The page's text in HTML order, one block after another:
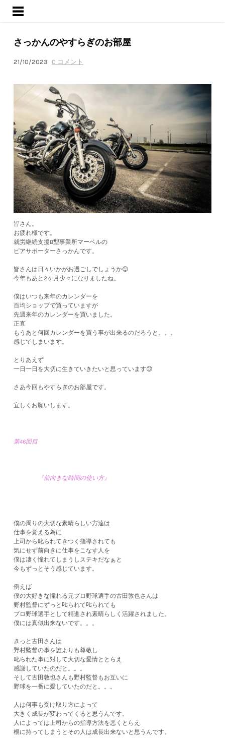
ようこそ
活動内容
ブログ
さっかんのやすらぎのお部屋
21/10/2023 0 コメント
皆さん。
お疲れ様です。
就労継続支援B型事業所マーベルの
ピアサポーターさっかんです。
皆さんは日々いかがお過ごしでしょうか😊
今年もあと2ヶ月少々になりましたね。
僕はいつも来年のカレンダーを
百均ショップで買っていますが
先週来年のカレンダーを買いました。
正直
もうあと何回カレンダーを買う事が出来るのだろうと。。。
感じてしまいます。
とりあえず
一日一日を大切に生きていきたいと思っています😊
さあ今回もやすらぎのお部屋です。
宜しくお願いします。
第46回目
『前向きな時間の使い方』
僕の周りの大切な素晴らしい方達は
仕事を覚える為に
上司から叱られてきつく指導されても
気にせず前向きに仕事をこなす人を
僕は凄く憧れてしまうしステキだなぁと
今もずっとそう感じています。
例えば
僕の大好きな憧れる元プロ野球選手の古田敦也さんは
野村監督にずっと𠮟られて𠮟られても
プロ野球選手として精進され素晴らしく活躍されました。
僕には真似出来ないです。。。
きっと古田さんは
野村監督の事を誰よりも尊敬し
叱られた事に対して大切な愛情ととらえ
感謝していたのだと。。。
そして古田敦也さんも野村監督もお互いに
野球を一番に愛していたのだと。。。
人は何事も受け取り方によって
大きく成長が変わってくると思うんです。
人によっては上司からの指導方法を悪くとらえ
根に持ってしまうとその人は成長出来ないと思うんです。